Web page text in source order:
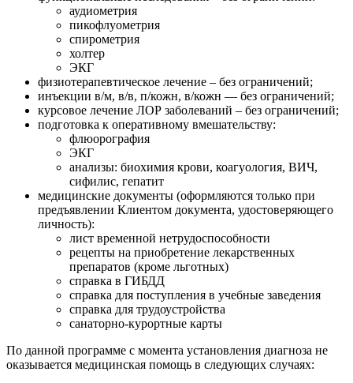
аудиометрия
пикофлуометрия
спирометрия
холтер
ЭКГ
физиотерапевтическое лечение – без ограничений;
инъекции в/м, в/в, п/кожн, в/кожн — без ограничений;
курсовое лечение ЛОР заболеваний – без ограничений;
подготовка к оперативному вмешательству:
флюорография
ЭКГ
анализы: биохимия крови, коагуология, ВИЧ,
сифилис, гепатит
медицинские документы (оформляются только при
предъявлении Клиентом документа, удостоверяющего
личность):
лист временной нетрудоспособности
рецепты на приобретение лекарственных
препаратов (кроме льготных)
справка в ГИБДД
справка для поступления в учебные заведения
справка для трудоустройства
санаторно-курортные карты
По данной программе с момента установления диагноза не
оказывается медицинская помощь в следующих случаях: